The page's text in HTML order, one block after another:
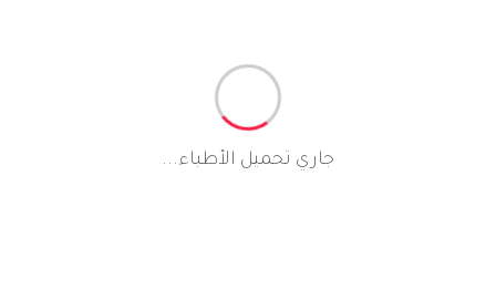
جاري تحميل الأطباء...